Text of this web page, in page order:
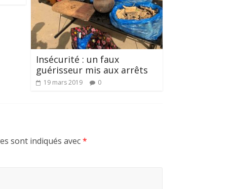
Insécurité : un faux
guérisseur mis aux arrêts
19 mars 2019 0
sont indiqués avec*